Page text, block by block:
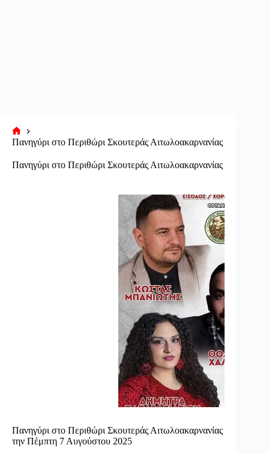
Αρχική
Πανηγύρι στο Περιθώρι Σκουτεράς Αιτωλοακαρνανίας
Πανηγύρι στο Περιθώρι Σκουτεράς Αιτωλοακαρνανίας
Πανηγύρι στο Περιθώρι Σκουτεράς Αιτωλοακαρνανίας
την Πέμπτη 7 Αυγούστου 2025